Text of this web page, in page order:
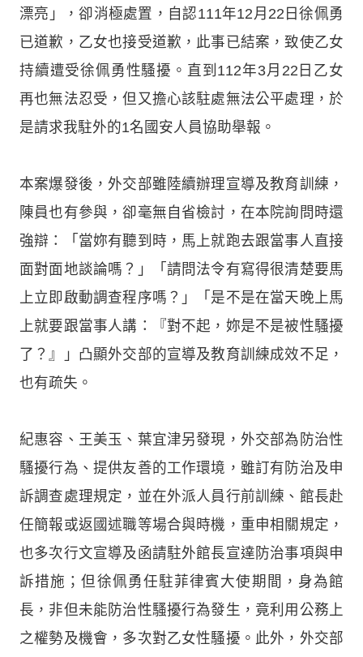
漂亮」，卻消極處置，自認111年12月22日徐佩勇
已道歉，乙女也接受道歉，此事已結案，致使乙女
持續遭受徐佩勇性騷擾。直到112年3月22日乙女
再也無法忍受，但又擔心該駐處無法公平處理，於
是請求我駐外的1名國安人員協助舉報。
本案爆發後，外交部雖陸續辦理宣導及教育訓練，
陳員也有參與，卻毫無自省檢討，在本院詢問時還
強辯：「當妳有聽到時，馬上就跑去跟當事人直接
面對面地談論嗎？」「請問法令有寫得很清楚要馬
上立即啟動調查程序嗎？」「是不是在當天晚上馬
上就要跟當事人講：『對不起，妳是不是被性騷擾
了？』」凸顯外交部的宣導及教育訓練成效不足，
也有疏失。
紀惠容、王美玉、葉宜津另發現，外交部為防治性
騷擾行為、提供友善的工作環境，雖訂有防治及申
訴調查處理規定，並在外派人員行前訓練、館長赴
任簡報或返國述職等場合與時機，重申相關規定，
也多次行文宣導及函請駐外館長宣達防治事項與申
訴措施；但徐佩勇任駐菲律賓大使期間，身為館
長，非但未能防治性騷擾行為發生，竟利用公務上
之權勢及機會，多次對乙女性騷擾。此外，外交部